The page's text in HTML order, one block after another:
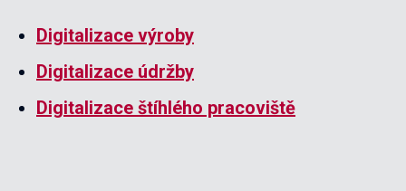
Digitalizace výroby
Digitalizace údržby
Digitalizace štíhlého pracoviště